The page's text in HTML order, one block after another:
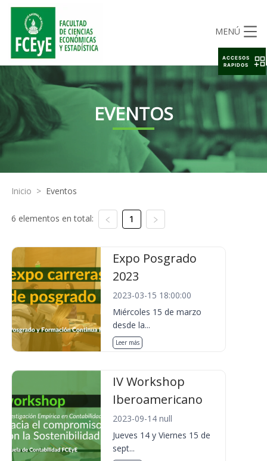
MENÚ
EVENTOS
Inicio > Eventos
6 elementos en total: 1
Expo Posgrado
2023
2023-03-15 18:00:00
Miércoles 15 de marzo
desde la...
Leer más
IV Workshop
Iberoamericano
2023-09-14 null
Jueves 14 y Viernes 15 de
sept...
ACCESOS
RAPIDOS